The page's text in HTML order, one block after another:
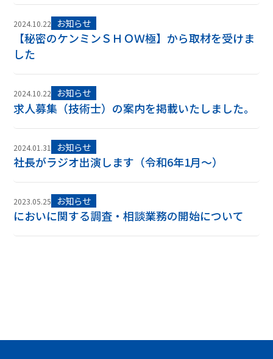
2024.10.22 お知らせ
【秘密のケンミンＳＨＯＷ極】から取材を受けま
した
2024.10.22 お知らせ
求人募集（技術士）の案内を掲載いたしました。
2024.01.31 お知らせ
社長がラジオ出演します（令和6年1月～）
2023.05.25 お知らせ
においに関する調査・相談業務の開始について